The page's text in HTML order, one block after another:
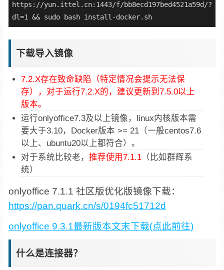
https://yun.ittel.cn:1443/f/bb8ecd197bed4521a59d/?
dl=1 && sudo bash install-docker.sh
下载导入镜像
7.2.X存在致命缺陷（特定情况会提示无法保
存），对于运行7.2.X的，建议更新到7.5.0以上
版本。
运行onlyoffice7.3及以上镜像，linux内核版本需
要大于3.10，Docker版本 >= 21（一般centos7.6
以上、ubuntu20以上都符合）。
对于系统比较老， 推荐使用7.1.1（比如群辉系
统）
onlyoffice 7.1.1 社区版优化版镜像下载：
https://pan.quark.cn/s/0194fc51712d
onlyoffice 9.3.1最新版本文末下载(点此前往)
什么是连接器？